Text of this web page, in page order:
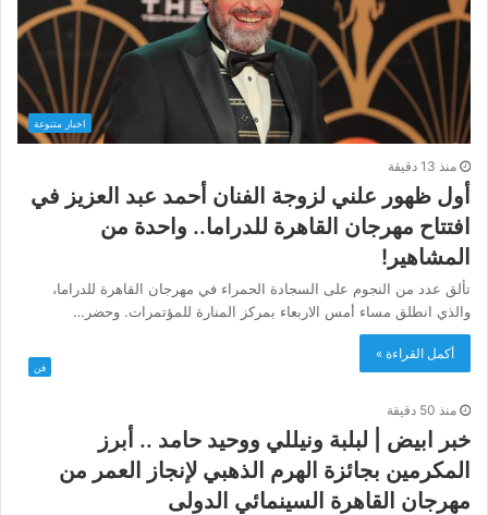
اخبار متنوعة
منذ 13 دقيقة
أول ظهور علني لزوجة الفنان أحمد عبد العزيز في
افتتاح مهرجان القاهرة للدراما.. واحدة من
المشاهير!
تألق عدد من النجوم على السجادة الحمراء في مهرجان القاهرة للدراما،
والذي انطلق مساء أمس الاربعاء بمركز المنارة للمؤتمرات. وحضر…
أكمل القراءة »
فن
منذ 50 دقيقة
خبر ابيض | لبلبة ونيللي ووحيد حامد .. أبرز
المكرمين بجائزة الهرم الذهبي لإنجاز العمر من
مهرجان القاهرة السينمائي الدولى